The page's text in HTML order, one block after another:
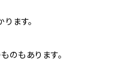
ます。
のもあります。